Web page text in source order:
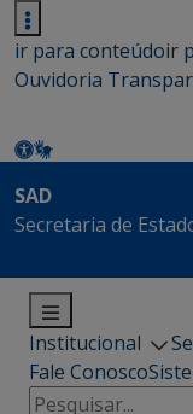
ir para conteúdoir
Ouvidoria
SAD
Secretaria de
Institucional
Fale Conosco
Pesquisar